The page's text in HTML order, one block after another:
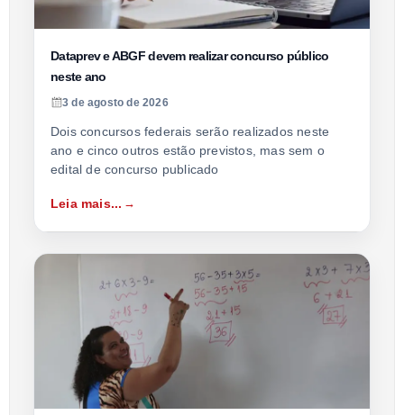
Dataprev e ABGF devem realizar concurso público
neste ano
3 de agosto de 2026
Dois concursos federais serão realizados neste
ano e cinco outros estão previstos, mas sem o
edital de concurso publicado
Leia mais...